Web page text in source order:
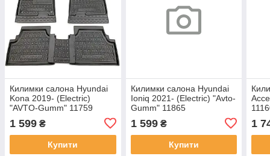
Килимки салона Hyundai
Kona 2019- (Electric)
"AVTO-Gumm" 11759
1 599 ₴
Купити
Килимки салона Hyundai
Ioniq 2021- (Electric) "Avto-
Gumm" 11865
1 599₴
Купити
1